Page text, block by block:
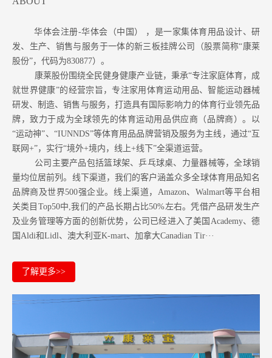
华体会注册-华体会（中国） ，是一家集体育用品设计、研
发、生产、销售与服务于一体的新三板挂牌公司（股票简称“康莱
股份”，代码为830877）。
康莱股份围绕全民健身健康产业链，秉承“专注家庭体育，成
就世界健康”的经营宗旨，专注家用体育运动用品、智能运动器械
研发、制造、销售与服务，打造具有国际影响力的体育行业领先品
牌，致力于成为全球领先的体育运动用品供应商（品牌商）。以
“运动神”、“IUNNDS”等体育用品品牌营销及服务为主线，通过“互
联网+”，实行“境外+境内，线上+线下”全渠道运营。
公司主要产品包括篮球架、乒乓球桌、力量器械等，全球销
量均位居前列。 线下渠道，我们的客户涵盖众多全球体育用品知名
品牌商及世界500强企业。 线上渠道，Amazon、Walmart等平台相
关类目Top50中,我们的产品长期占比50%左右。凭借产品研发生产
及业务管理等方面的创新优势，公司已经进入了美国Academy、德
国Aldi和Lidl、澳大利亚K-mart、加拿大Canadian Tir···
了解更多>>